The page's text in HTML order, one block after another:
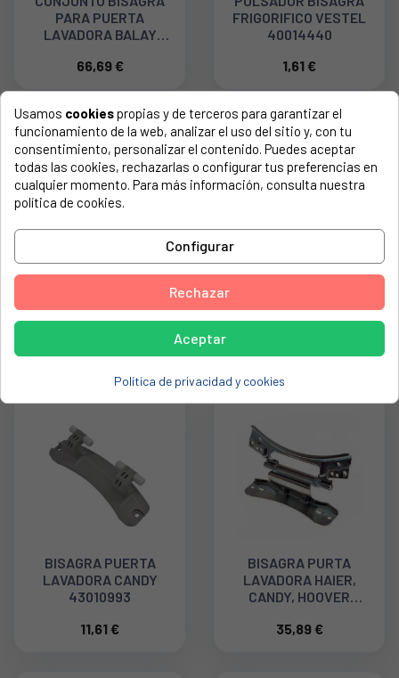
PARA PUERTA
LAVADORA BALAY
00610416
66,69 €
FRIGORIFICO VESTEL
40014440
1,61 €
LAVADORA PANELABLE
BALAY, BOSCH,
CANDY, HOOVER, TEKA.
BISAGRA PUERTA
LAVADORA CANDY
43010993
11,61 €
BISAGRA PURTA
LAVADORA HAIER,
CANDY, HOOVER
35,89 €
Usamos cookiespropias y de terceros para garantizar el
funcionamiento de la web, analizar el uso del sitio y, con tu
consentimiento, personalizar el contenido. Puedes aceptar
todas las cookies, rechazarlas o configurar tus preferencias en
cualquier momento. Para más información, consulta nuestra
política de cookies.
Configurar
Rechazar
Aceptar
Política de privacidad y cookies